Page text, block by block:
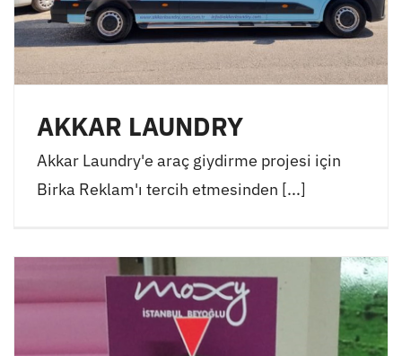
AKKAR LAUNDRY
Akkar Laundry'e araç giydirme projesi için
Birka Reklam'ı tercih etmesinden [...]